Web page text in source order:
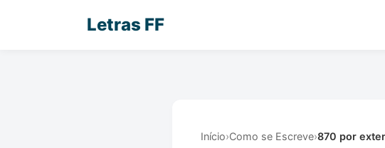
Letras FF
Início›Como se Escreve›870 por